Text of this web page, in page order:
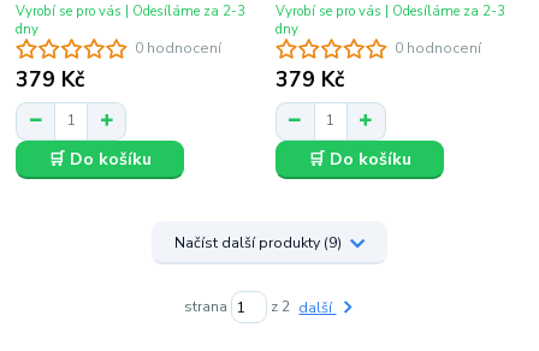
0 hodnocení
379 Kč
Vyrobí se pro vás | Odesíláme za 2-3
dny
🛒 Do košíku
0 hodnocení
379 Kč
Vyrobí se pro vás | Odesíláme za 2-3
dny
🛒 Do košíku
Načíst další produkty (9)
strana z 2 další